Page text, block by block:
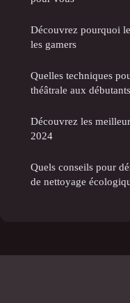
Découvrez pourquoi
les gamers
Quelles techniques
théâtrale aux
Découvrez les
2024
Quels conseils pour
de nettoyage